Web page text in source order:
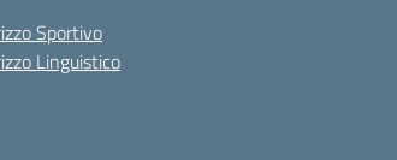
Sportivo
Linguistico